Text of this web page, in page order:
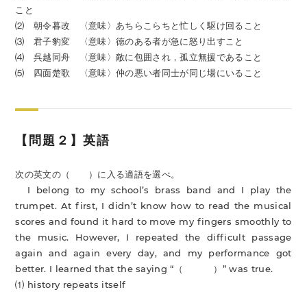
こと
⑵ 朝令暮改 〈意味〉あちらこらちと忙しく駆け回ること
⑶ 君子豹変 〈意味〉徳のある者が急に怒り出すこと
⑷ 呉越同舟 〈意味〉敵に包囲され，孤立無援であること
⑸ 四面楚歌 〈意味〉仲の悪い者同士が同じ場にいること
【問題２】英語
次の英文の（ ）に入る適語を選べ。
I belong to my school’s brass band and I play the
trumpet. At first, I didn’t know how to read the musical
scores and found it hard to move my fingers smoothly to
the music. However, I repeated the difficult passage
again and again every day, and my performance got
better. I learned that the saying “（ ）” was true.
⑴ history repeats itself